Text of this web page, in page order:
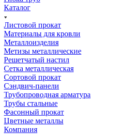
Каталог
Листовой прокат
Материалы для кровли
Металлоизделия
Метизы металлические
Решетчатый настил
Сетка металлическая
Сортовой прокат
Сэндвич-панели
Трубопроводная арматура
Трубы стальные
Фасонный прокат
Цветные металлы
Компания